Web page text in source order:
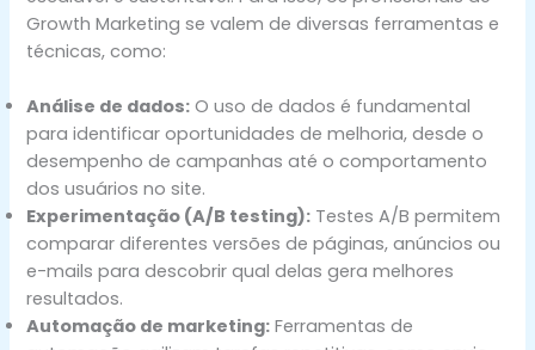
Growth Marketing se valem de diversas ferramentas e
técnicas, como:
Análise de dados: O uso de dados é fundamental
para identificar oportunidades de melhoria, desde o
desempenho de campanhas até o comportamento
dos usuários no site.
Experimentação (A/B testing): Testes A/B permitem
comparar diferentes versões de páginas, anúncios ou
e-mails para descobrir qual delas gera melhores
resultados.
Automação de marketing: Ferramentas de